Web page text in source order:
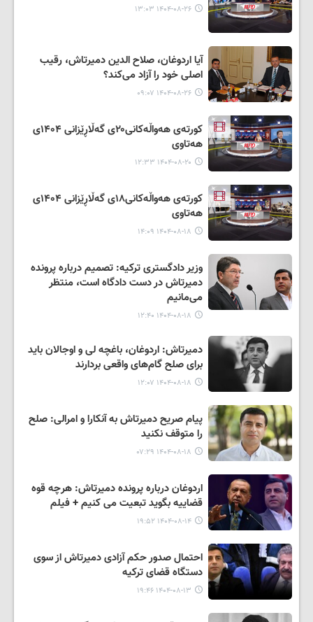
۱۴۰۴-۰۸-۲۶ ۱۳:۰۳
آیا اردوغان، صلاح الدین دمیرتاش، رقیب
اصلی خود را آزاد می‌کند؟
۱۴۰۴-۰۸-۲۶ ۰۹:۰۷
کورتەی هەواڵەکانی۲۰ی گەڵاڕێزانی ۱۴۰۴ی
هەتاوی
۱۴۰۴-۰۸-۲۰ ۱۲:۳۳
کورتەی هەواڵەکانی۱۸ی گەڵاڕێزانی ۱۴۰۴ی
هەتاوی
۱۴۰۴-۰۸-۱۸ ۱۴:۰۹
وزیر دادگستری ترکیه: تصمیم درباره پرونده
دمیرتاش در دست دادگاه است، منتظر
می‌مانیم
۱۴۰۴-۰۸-۱۸ ۱۲:۴۰
دمیرتاش: اردوغان، باغچه لی و اوجالان باید
برای صلح گام‌های واقعی بردارند
۱۴۰۴-۰۸-۱۸ ۱۲:۰۷
پیام صریح دمیرتاش به آنکارا و امرالی: صلح
را متوقف نکنید
۱۴۰۴-۰۸-۱۸ ۰۷:۲۹
اردوغان درباره پرونده دمیرتاش: هرچه قوه
قضاییه بگوید تبعیت می‌ کنیم + فیلم
۱۴۰۴-۰۸-۱۴ ۱۹:۵۲
احتمال صدور حکم آزادی دمیرتاش از سوی
دستگاه قضای ترکیه
۱۴۰۴-۰۸-۱۳ ۱۹:۴۶